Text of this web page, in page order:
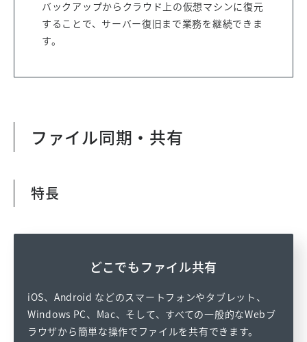
バックアップからクラウド上の仮想マシンに復元
することで、サーバー復旧まで業務を継続できま
す。
ファイル同期・共有
特長
どこでもファイル共有
iOS、Android などのスマートフォンやタブレット、
Windows PC、Mac、そして、すべての一般的なWebブ
ラウザから簡単な操作でファイルを共有できます。